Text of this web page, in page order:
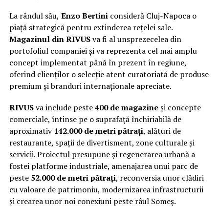
La rândul său, Enzo Bertiniconsideră Cluj-Napoca o
piață strategică pentru extinderea rețelei sale.
Magazinul din RIVUSva fi al unsprezecelea din
portofoliul companiei și va reprezenta cel mai amplu
concept implementat până în prezent în regiune,
oferind clienților o selecție atent curatoriată de produse
premium și branduri internaționale apreciate.
RIVUSva include peste400 de magazineși concepte
comerciale, întinse pe o suprafață închiriabilă de
aproximativ 142.000 de metri pătrați, alături de
restaurante, spații de divertisment, zone culturale și
servicii. Proiectul presupune și regenerarea urbană a
fostei platforme industriale, amenajarea unui parc de
peste 52.000 de metri pătrați, reconversia unor clădiri
cu valoare de patrimoniu, modernizarea infrastructurii
și crearea unor noi conexiuni peste râul Someș.